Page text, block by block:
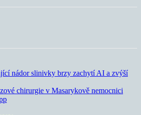
nádor slinivky brzy zachytí AI a zvýší
chirurgie v Masarykově nemocnici